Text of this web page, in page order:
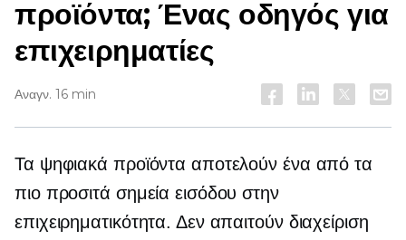
προϊόντα; Ένας οδηγός για
επιχειρηματίες
Αναγν. 16 min
Τα ψηφιακά προϊόντα αποτελούν ένα από τα
πιο προσιτά σημεία εισόδου στην
επιχειρηματικότητα. Δεν απαιτούν διαχείριση